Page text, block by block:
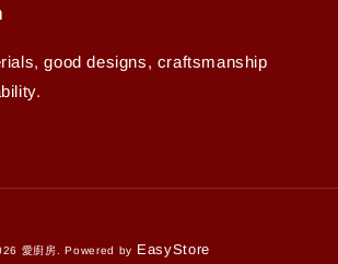
good designs, craftsmanship
愛廚房. Powered by EasyStore